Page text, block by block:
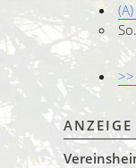
ANZEIGE